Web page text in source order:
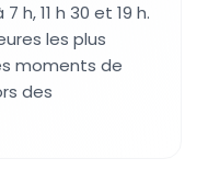
h, 11 h 30 et 19 h.
les plus
moments de
des